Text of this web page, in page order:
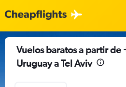
Vuelos baratos a partir
Uruguay a Tel Aviv